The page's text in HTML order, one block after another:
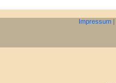
Impressum |